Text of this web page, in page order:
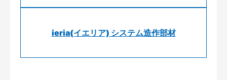
ieria(イエリア) システム造作部材